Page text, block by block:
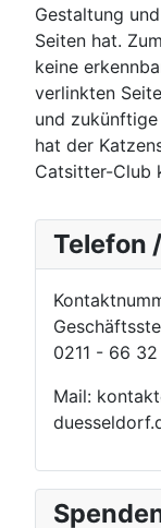
Gestaltung
Seiten hat.
keine
verlinkten
und
hat der
Catsitter-Club
Telefon
0211 - 66
Mail: